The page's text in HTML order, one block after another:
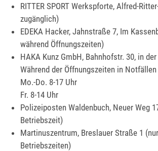
RITTER SPORT Werkspforte, Alfred-
zugänglich)
EDEKA Hacker, Jahnstraße 7, Im
während Öffnungszeiten)
HAKA Kunz GmbH, Bahnhofstr. 30, in
Während der Öffnungszeiten in
Mo.-Do. 8-17 Uhr
Fr. 8-14 Uhr
Polizeiposten Waldenbuch, Neuer Weg
Betriebszeit)
Martinuszentrum, Breslauer Straße 1
Betriebszeiten)